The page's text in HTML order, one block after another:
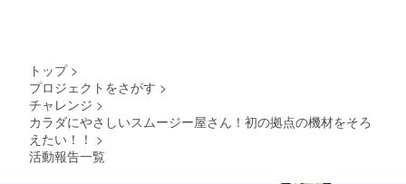
ルティ
トップ >
プロジェクトをさがす >
チャレンジ >
カラダにやさしいスムージー屋さん！初の拠点の機材をそろ
えたい！！ >
活動報告一覧